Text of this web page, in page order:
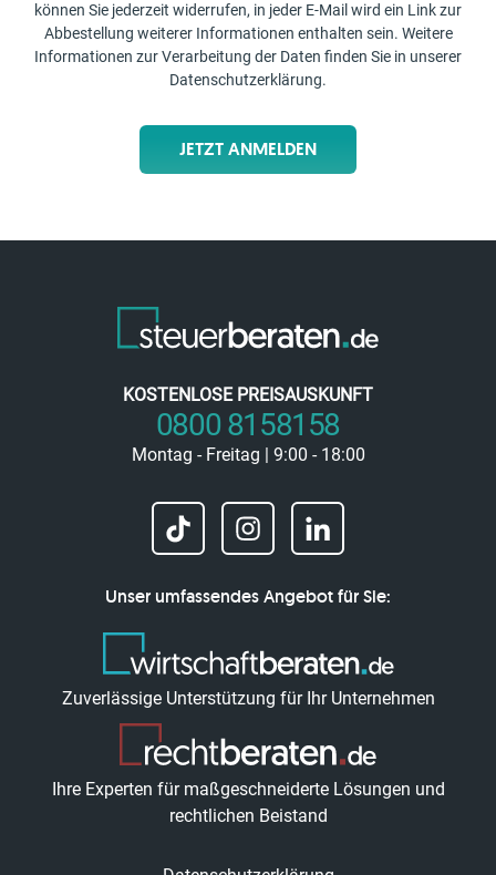
können Sie jederzeit widerrufen, in jeder E-Mail wird ein Link zur
Abbestellung weiterer Informationen enthalten sein. Weitere
Informationen zur Verarbeitung der Daten finden Sie in unserer
Datenschutzerklärung.
JETZT ANMELDEN
KOSTENLOSE PREISAUSKUNFT
0800 8158158
Montag - Freitag | 9:00 - 18:00
Unser umfassendes Angebot für Sie:
Zuverlässige Unterstützung für Ihr Unternehmen
Ihre Experten für maßgeschneiderte Lösungen und
rechtlichen Beistand